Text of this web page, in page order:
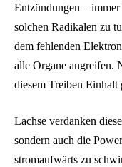
Entzündungen –
solchen Radikalen zu
dem fehlenden
alle Organe angreifen.
diesem Treiben Einhalt
Lachse verdanken
sondern auch die
stromaufwärts zu